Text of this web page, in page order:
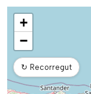
Mapa
+
−
↻ Recorregut